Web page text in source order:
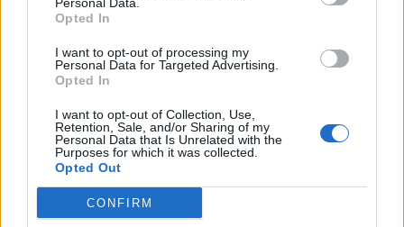
Opted In
I want to opt-out of processing my
Personal Data for Targeted Advertising.
Opted In
I want to opt-out of Collection, Use,
Retention, Sale, and/or Sharing of my
Personal Data that Is Unrelated with the
Purposes for which it was collected.
Opted Out
CONFIRM